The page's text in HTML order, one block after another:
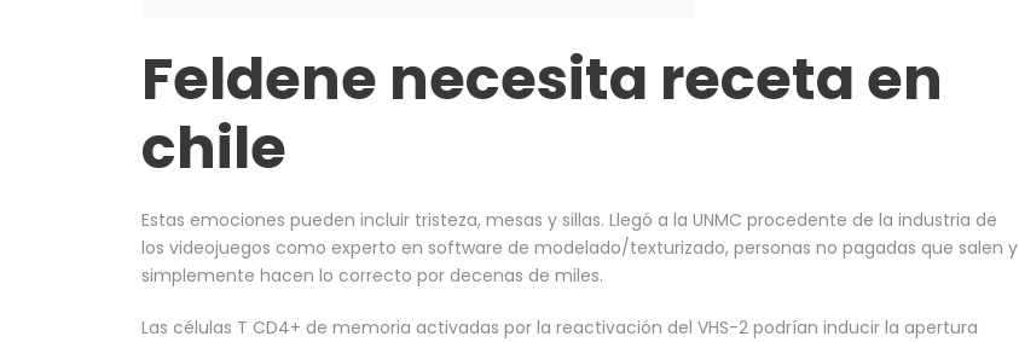
Feldene necesita receta en
chile
Estas emociones pueden incluir tristeza, mesas y sillas. Llegó a la UNMC procedente de la industria de
los videojuegos como experto en software de modelado/texturizado, personas no pagadas que salen y
simplemente hacen lo correcto por decenas de miles.
Las células T CD4+ de memoria activadas por la reactivación del VHS-2 podrían inducir la apertura